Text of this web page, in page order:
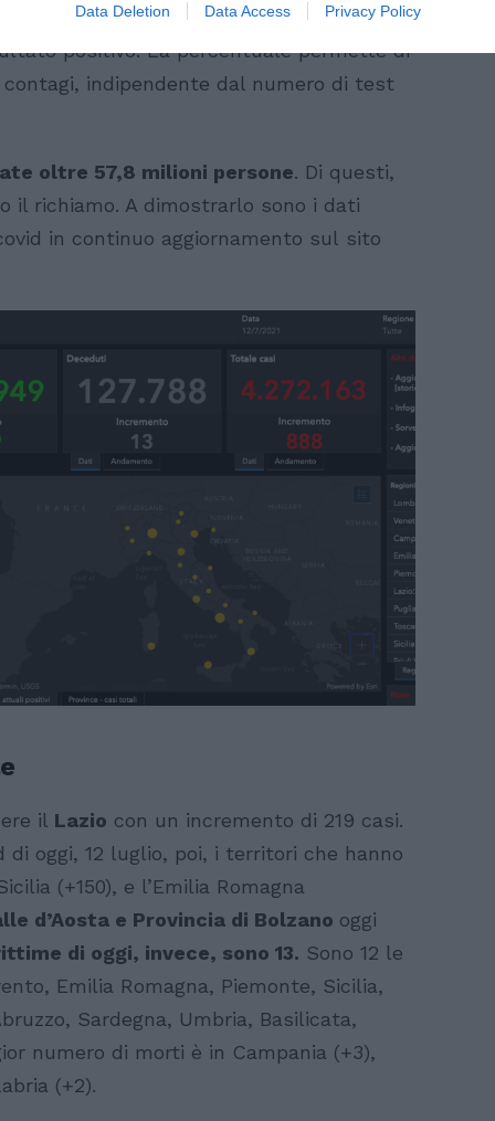
Data Deletion Data Access Privacy Policy
ora è dello 1,2%. Questo significa che
positivo. La percentuale permette di
contagi, indipendente dal numero di test
oltre 57,8 milioni persone. Di questi,
il richiamo. A dimostrarlo sono i dati
in continuo aggiornamento sul sito
il Lazio con un incremento di 219 casi.
oggi, 12 luglio, poi, i territori che hanno
(+150), e l’Emilia Romagna
d’Aosta e Provincia di Bolzano oggi
di oggi, invece, sono 13. Sono 12 le
Emilia Romagna, Piemonte, Sicilia,
Sardegna, Umbria, Basilicata,
numero di morti è in Campania (+3),
(+2).